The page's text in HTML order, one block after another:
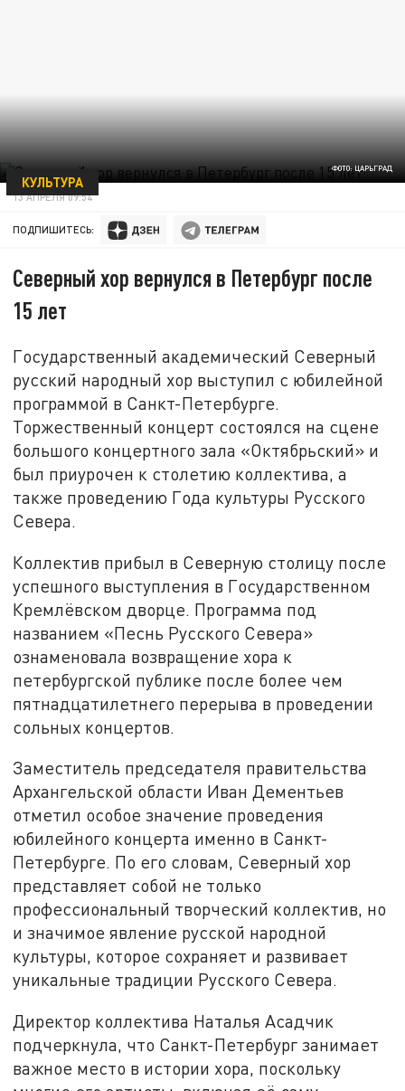
ФОТО: ЦАРЬГРАД
КУЛЬТУРА
13 АПРЕЛЯ 09:54
ПОДПИШИТЕСЬ:
Северный хор вернулся в Петербург после
15 лет
Государственный академический Северный
русский народный хор выступил с юбилейной
программой в Санкт-Петербурге.
Торжественный концерт состоялся на сцене
большого концертного зала «Октябрьский» и
был приурочен к столетию коллектива, а
также проведению Года культуры Русского
Севера.
Коллектив прибыл в Северную столицу после
успешного выступления в Государственном
Кремлёвском дворце. Программа под
названием «Песнь Русского Севера»
ознаменовала возвращение хора к
петербургской публике после более чем
пятнадцатилетнего перерыва в проведении
сольных концертов.
Заместитель председателя правительства
Архангельской области Иван Дементьев
отметил особое значение проведения
юбилейного концерта именно в Санкт-
Петербурге. По его словам, Северный хор
представляет собой не только
профессиональный творческий коллектив, но
и значимое явление русской народной
культуры, которое сохраняет и развивает
уникальные традиции Русского Севера.
Директор коллектива Наталья Асадчик
подчеркнула, что Санкт-Петербург занимает
важное место в истории хора, поскольку